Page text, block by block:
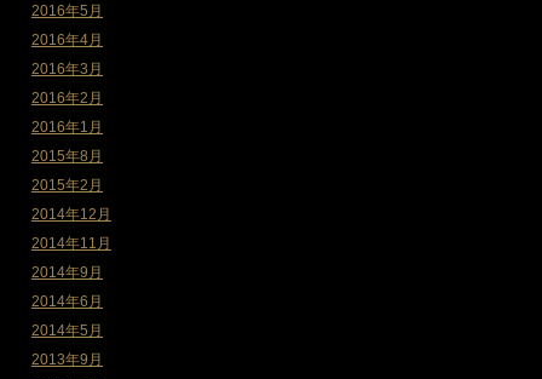
2016年5月
2016年4月
2016年3月
2016年2月
2016年1月
2015年8月
2015年2月
2014年12月
2014年11月
2014年9月
2014年6月
2014年5月
2013年9月